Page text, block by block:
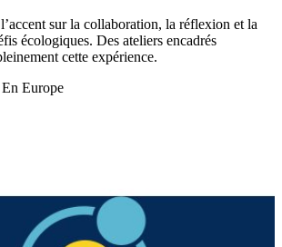
sur la collaboration, la réflexion et la
écologiques. Des ateliers encadrés
cette expérience.
Europe